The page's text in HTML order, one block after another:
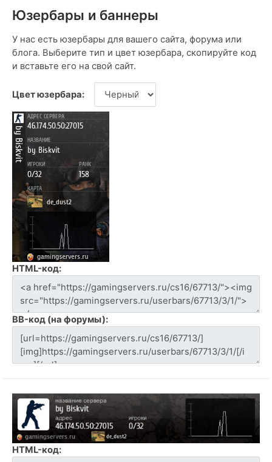
Юзербары и баннеры
У нас есть юзербары для вашего сайта, форума или
блога. Выберите тип и цвет юзербара, скопируйте код
и вставьте его на свой сайт.
Цвет юзербара:
HTML-код:
BB-код (на форумы):
HTML-код: